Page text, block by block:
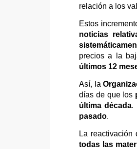
relación a los
Estos
noticias
precios a la
últimos 12
Así, la
días de que los
última década.
pasado.
La
todas las